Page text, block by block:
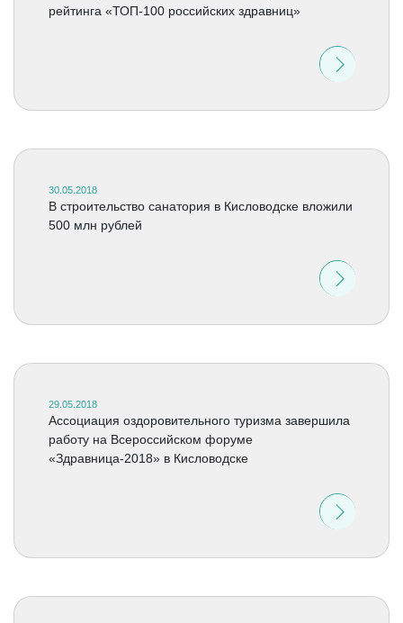
рейтинга «ТОП-100 российских здравниц»
30.05.2018
В строительство санатория в Кисловодске вложили
500 млн рублей
29.05.2018
Ассоциация оздоровительного туризма завершила
работу на Всероссийском форуме
«Здравница-2018» в Кисловодске